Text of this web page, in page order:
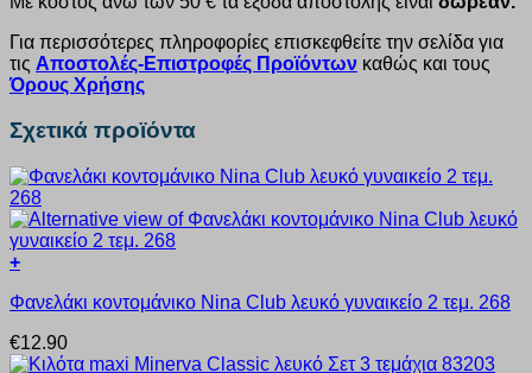
Για περισσότερες πληροφορίες επισκεφθείτε την σελίδα για
τις Αποστολές-Επιστροφές Προϊόντων καθώς και τους
Όρους Χρήσης
Σχετικά προϊόντα
+
το
έχει
πολλαπλές
Φανελάκι κοντομάνικο Nina Club λευκό γυναικείο 2 τεμ. 268
€12.90